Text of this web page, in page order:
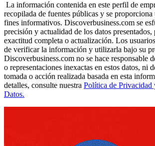
La información contenida en este perfil de
recopilada de fuentes públicas y se proporciona
fines informativos. Discoverbusiness.com se
precisión y actualidad de los datos presentados,
exactitud completa o actualización. Los
de verificar la información y utilizarla bajo su
Discoverbusiness.com no se hace responsable
o representaciones inexactas en estos datos, ni
tomada o acción realizada basada en esta
detalles, consulte nuestra Política de Privacidad
Datos.